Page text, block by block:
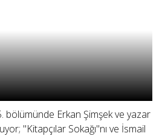
bölümünde Erkan Şimşek ve yazar
"Kitapçılar Sokağı"nı ve İsmail